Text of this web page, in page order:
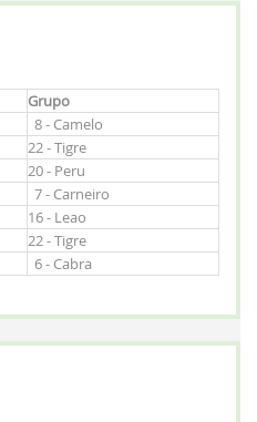
Grupo
8 - Camelo
22 - Tigre
20 - Peru
7 - Carneiro
16 - Leao
22 - Tigre
6 - Cabra